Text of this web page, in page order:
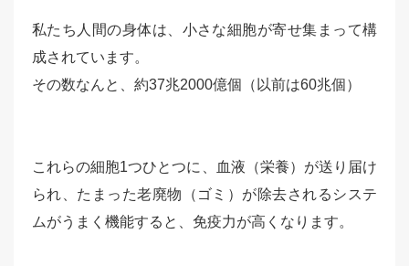
私たち人間の身体は、小さな細胞が寄せ集まって構
成されています。
その数なんと、約37兆2000億個（以前は60兆個）
これらの細胞1つひとつに、血液（栄養）が送り届け
られ、たまった老廃物（ゴミ）が除去されるシステ
ムがうまく機能すると、免疫力が高くなります。